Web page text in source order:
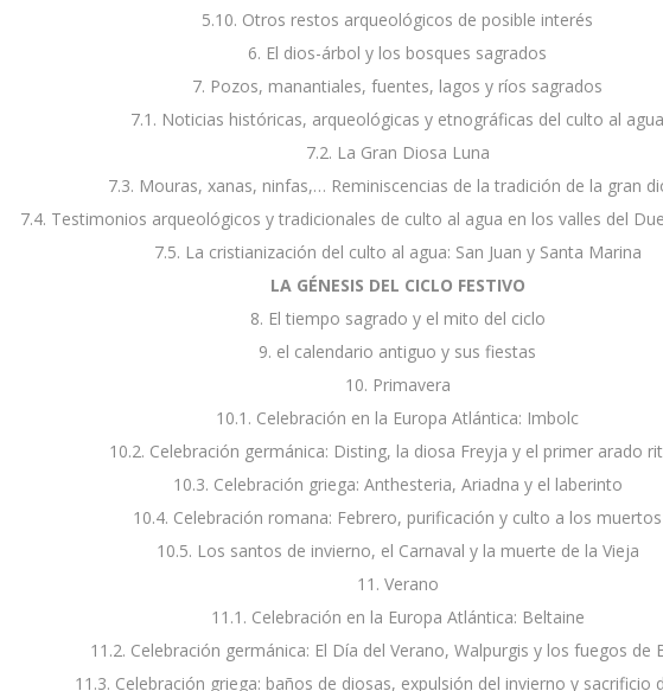
5.10. Otros restos arqueológicos de posible interés
6. El dios-árbol y los bosques sagrados
7. Pozos, manantiales, fuentes, lagos y ríos sagrados
7.1. Noticias históricas, arqueológicas y etnográficas del culto al agua
7.2. La Gran Diosa Luna
7.3. Mouras, xanas, ninfas,… Reminiscencias de la tradición de la gran
7.4. Testimonios arqueológicos y tradicionales de culto al agua en los valles del
7.5. La cristianización del culto al agua: San Juan y Santa Marina
LA GÉNESIS DEL CICLO FESTIVO
8. El tiempo sagrado y el mito del ciclo
9. el calendario antiguo y sus fiestas
10. Primavera
10.1. Celebración en la Europa Atlántica: Imbolc
10.2. Celebración germánica: Disting, la diosa Freyja y el primer arado
10.3. Celebración griega: Anthesteria, Ariadna y el laberinto
10.4. Celebración romana: Febrero, purificación y culto a los muertos
10.5. Los santos de invierno, el Carnaval y la muerte de la Vieja
11. Verano
11.1. Celebración en la Europa Atlántica: Beltaine
11.2. Celebración germánica: El Día del Verano, Walpurgis y los fuegos de
11.3. Celebración griega: baños de diosas, expulsión del invierno y sacrificio